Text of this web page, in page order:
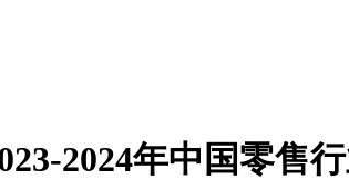
2024年中国零售